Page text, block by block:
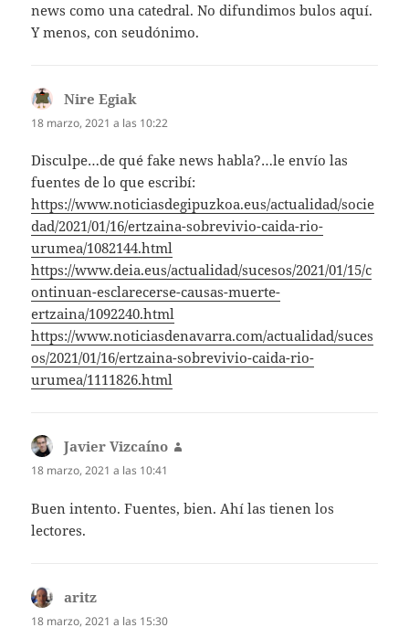
news como una catedral. No difundimos bulos aquí.
Y menos, con seudónimo.
Nire Egiak
18 marzo, 2021 a las 10:22
Disculpe…de qué fake news habla?…le envío las
fuentes de lo que escribí:
https://www.noticiasdegipuzkoa.eus/actualidad/socie
dad/2021/01/16/ertzaina-sobrevivio-caida-rio-
urumea/1082144.html
https://www.deia.eus/actualidad/sucesos/2021/01/15/c
ontinuan-esclarecerse-causas-muerte-
ertzaina/1092240.html
https://www.noticiasdenavarra.com/actualidad/suces
os/2021/01/16/ertzaina-sobrevivio-caida-rio-
urumea/1111826.html
Javier Vizcaíno
18 marzo, 2021 a las 10:41
Buen intento. Fuentes, bien. Ahí las tienen los
lectores.
aritz
18 marzo, 2021 a las 15:30